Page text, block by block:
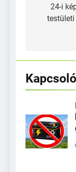
24-i
testületi